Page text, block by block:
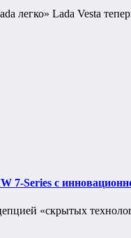
легко» Lada Vesta
7-Series с
«скрытых